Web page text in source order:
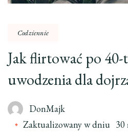
Codziennie
Jak flirtować po 40-
uwodzenia dla
DonMajk
Zaktualizowany w dniu 30